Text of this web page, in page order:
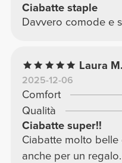
Ciabatte staple
Davvero comode e
Laura M.
2025-12-06
Comfort
Qualità
Ciabatte super!!
Ciabatte molto
anche per un regalo.